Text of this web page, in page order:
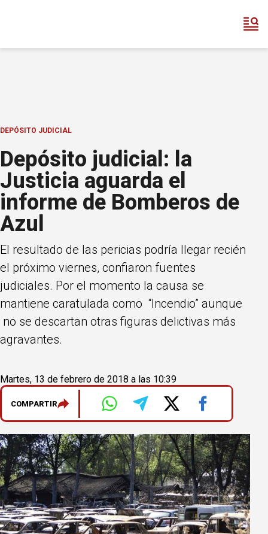
DEPÓSITO JUDICIAL
Depósito judicial: la
Justicia aguarda el
informe de Bomberos de
Azul
El resultado de las pericias podría llegar recién
el próximo viernes, confiaron fuentes
judiciales. Por el momento la causa se
mantiene caratulada como “Incendio” aunque
no se descartan otras figuras delictivas más
agravantes.
Martes, 13 de febrero de 2018 a las 10:39
COMPARTIR